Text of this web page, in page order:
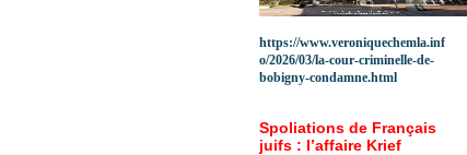
https://www.veroniquechemla.inf
o/2026/03/la-cour-criminelle-de-
bobigny-condamne.html
Spoliations de Français
juifs : l’affaire Krief